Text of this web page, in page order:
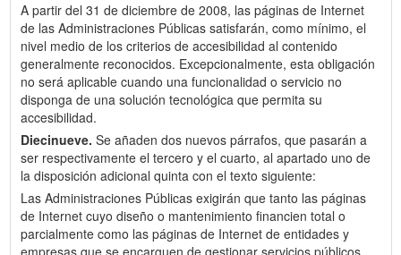
A partir del 31 de diciembre de 2008, las páginas de Internet
de las Administraciones Públicas satisfarán, como mínimo, el
nivel medio de los criterios de accesibilidad al contenido
generalmente reconocidos. Excepcionalmente, esta obligación
no será aplicable cuando una funcionalidad o servicio no
disponga de una solución tecnológica que permita su
accesibilidad.
Diecinueve. Se añaden dos nuevos párrafos, que pasarán a
ser respectivamente el tercero y el cuarto, al apartado uno de
la disposición adicional quinta con el texto siguiente:
Las Administraciones Públicas exigirán que tanto las páginas
de Internet cuyo diseño o mantenimiento financien total o
parcialmente como las páginas de Internet de entidades y
empresas que se encarguen de gestionar servicios públicos